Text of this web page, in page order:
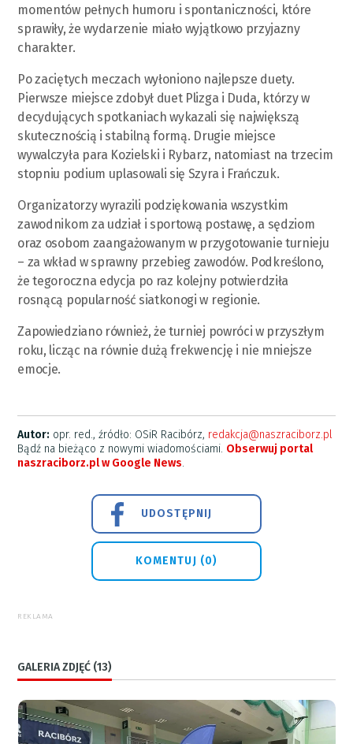
momentów pełnych humoru i spontaniczności, które
sprawiły, że wydarzenie miało wyjątkowo przyjazny
charakter.
Po zaciętych meczach wyłoniono najlepsze duety.
Pierwsze miejsce zdobył duet Plizga i Duda, którzy w
decydujących spotkaniach wykazali się największą
skutecznością i stabilną formą. Drugie miejsce
wywalczyła para Kozielski i Rybarz, natomiast na trzecim
stopniu podium uplasowali się Szyra i Frańczuk.
Organizatorzy wyrazili podziękowania wszystkim
zawodnikom za udział i sportową postawę, a sędziom
oraz osobom zaangażowanym w przygotowanie turnieju
– za wkład w sprawny przebieg zawodów. Podkreślono,
że tegoroczna edycja po raz kolejny potwierdziła
rosnącą popularność siatkonogi w regionie.
Zapowiedziano również, że turniej powróci w przyszłym
roku, licząc na równie dużą frekwencję i nie mniejsze
emocje.
Autor: opr. red., źródło: OSiR Racibórz, redakcja@naszraciborz.pl
Bądź na bieżąco z nowymi wiadomościami. Obserwuj portal
naszraciborz.pl w Google News.
UDOSTĘPNIJ
KOMENTUJ (0)
REKLAMA
GALERIA ZDJĘĆ (13)